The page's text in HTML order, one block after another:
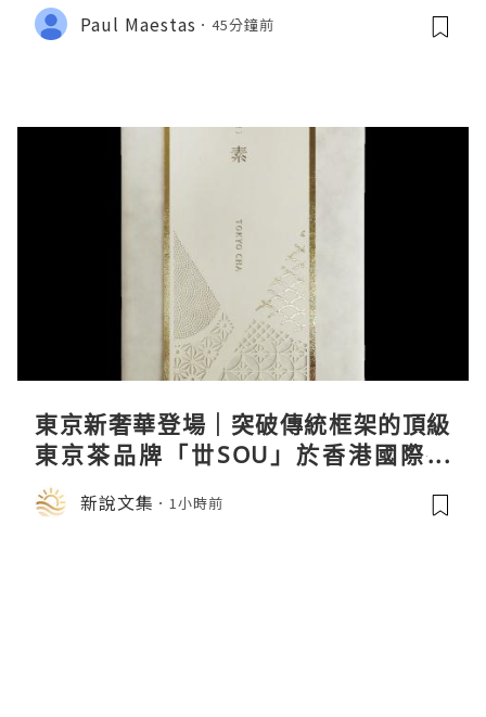
Paul Maestas 45分鐘前
東京新奢華登場｜突破傳統框架的頂級
東京茶品牌「丗SOU」於香港國際茶
展首度亮相
新說文集 1小時前